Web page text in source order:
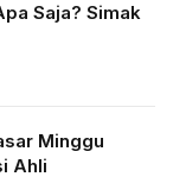
Saja? Simak
Minggu
Ahli